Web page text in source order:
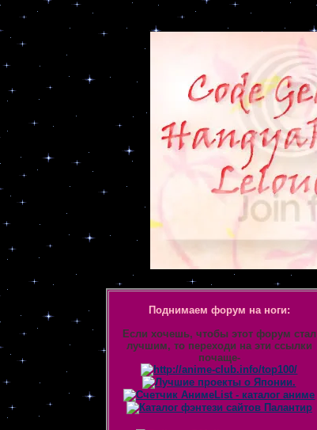
Поднимаем форум на ноги:
Если хочешь, чтобы этот форум стал
лучшим, то переходи на эти ссылки
почаще-